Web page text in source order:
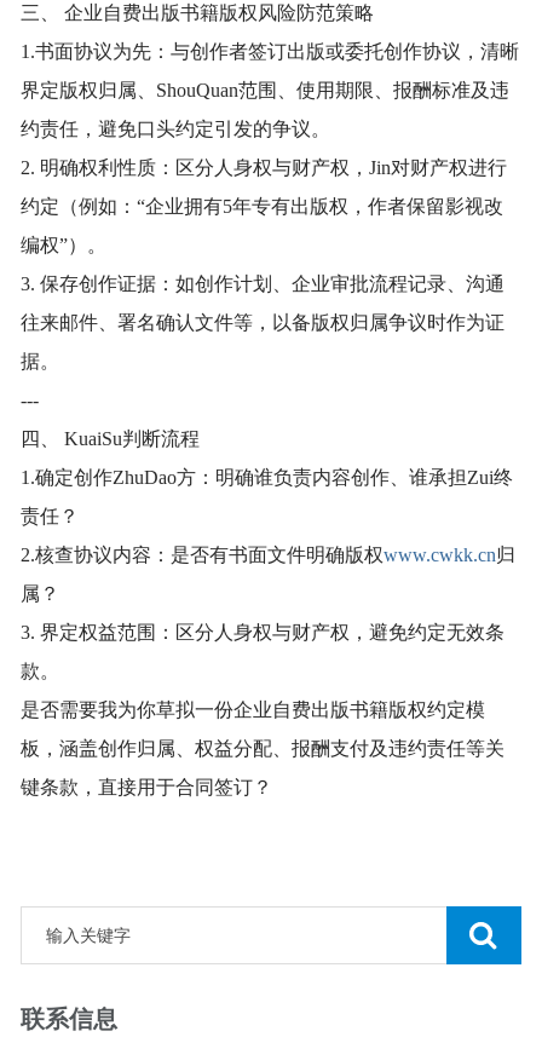
三、 企业自费出版书籍版权风险防范策略
1.书面协议为先：与创作者签订出版或委托创作协议，清晰
界定版权归属、ShouQuan范围、使用期限、报酬标准及违
约责任，避免口头约定引发的争议。
2. 明确权利性质：区分人身权与财产权，Jin对财产权进行
约定（例如：“企业拥有5年专有出版权，作者保留影视改
编权”）。
3. 保存创作证据：如创作计划、企业审批流程记录、沟通
往来邮件、署名确认文件等，以备版权归属争议时作为证
据。
---
四、 KuaiSu判断流程
1.确定创作ZhuDao方：明确谁负责内容创作、谁承担Zui终
责任？
2.核查协议内容：是否有书面文件明确版权www.cwkk.cn归
属？
3. 界定权益范围：区分人身权与财产权，避免约定无效条
款。
是否需要我为你草拟一份企业自费出版书籍版权约定模
板，涵盖创作归属、权益分配、报酬支付及违约责任等关
键条款，直接用于合同签订？
联系信息